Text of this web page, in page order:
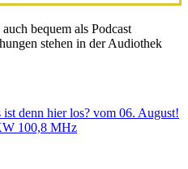
bequem als Podcast
stehen in der Audiothek
denn hier los? vom 06. August!
100,8 MHz